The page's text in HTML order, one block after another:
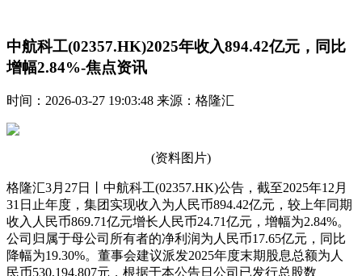
中航科工(02357.HK)2025年收入894.42亿元，同比
增幅2.84%-焦点资讯
时间：2026-03-27 19:03:48 来源：格隆汇
(资料图片)
格隆汇3月27日丨中航科工(02357.HK)公告，截至2025年12月
31日止年度，集团实现收入为人民币894.42亿元，较上年同期
收入人民币869.71亿元增长人民币24.71亿元，增幅为2.84%。
公司归属于母公司所有者的净利润为人民币17.65亿元，同比
降幅为19.30%。董事会建议派发2025年度末期股息总额为人
民币530,194,807元，根据于本公告日公司已发行总股数